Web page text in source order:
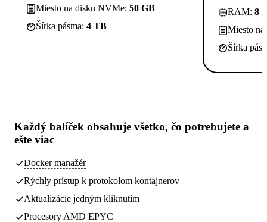
Miesto na disku NVMe: 50 GB
Šírka pásma: 4 TB
RAM: 8
Miesto
Šírka
Každý balíček obsahuje všetko, čo potrebujete a
ešte viac
Docker manažér
Rýchly prístup k protokolom kontajnerov
Aktualizácie jedným kliknutím
Procesory AMD EPYC